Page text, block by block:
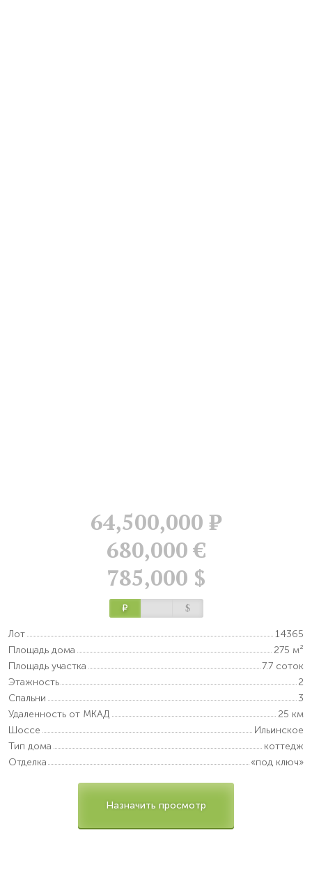
64,500,000 Р
680,000 €
785,000 $
Р $
Лот
14365
Площадь дома
275 м²
Площадь участка
7.7 соток
Этажность
2
Спальни
3
Удаленность от МКАД
25 км
Шоссе
Ильинское
Тип дома
коттедж
Отделка
«под ключ»
Назначить просмотр